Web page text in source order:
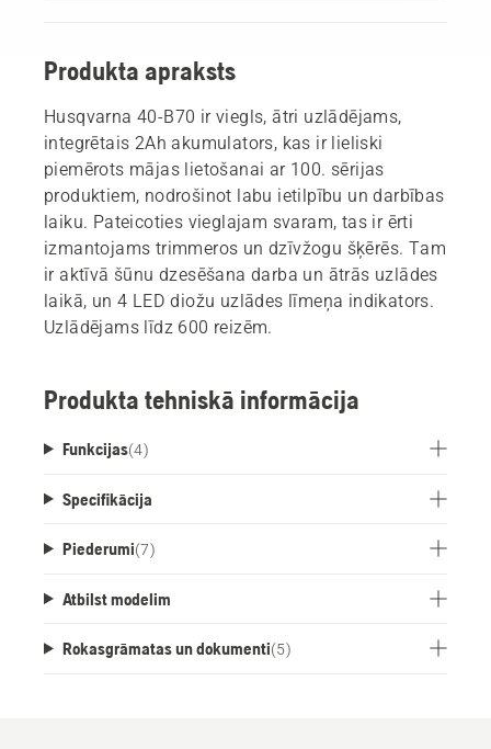
Produkta apraksts
Husqvarna 40-B70 ir viegls, ātri uzlādējams,
integrētais 2Ah akumulators, kas ir lieliski
piemērots mājas lietošanai ar 100. sērijas
produktiem, nodrošinot labu ietilpību un darbības
laiku. Pateicoties vieglajam svaram, tas ir ērti
izmantojams trimmeros un dzīvžogu šķērēs. Tam
ir aktīvā šūnu dzesēšana darba un ātrās uzlādes
laikā, un 4 LED diožu uzlādes līmeņa indikators.
Uzlādējams līdz 600 reizēm.
Produkta tehniskā informācija
Funkcijas(4)
Specifikācija
Piederumi(7)
Atbilst modelim
Rokasgrāmatas un dokumenti(5)